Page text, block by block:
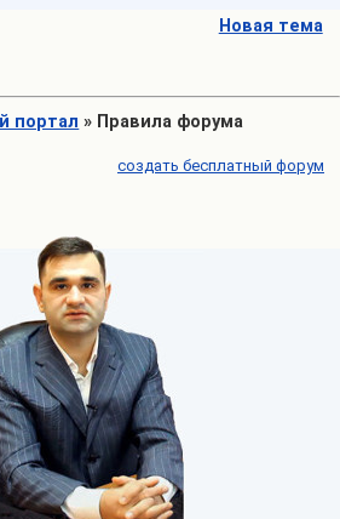
Новая тема
портал » Правила форума
создать бесплатный форум